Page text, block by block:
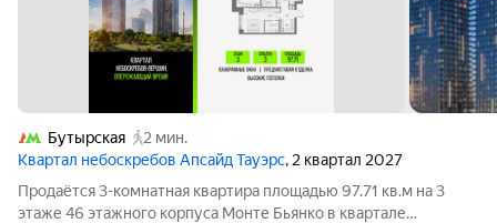
Бутырская
2 мин.
Квартал небоскребов Апсайд Тауэрс, 2 квартал 2027
Продаётся 3-комнатная квартира площадью 97.71 кв.м на 3
этаже 46 этажного корпуса Монте Бьянко в квартале